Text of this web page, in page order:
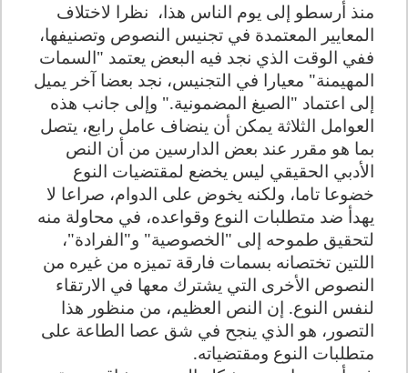
منذ أرسطو إلى يوم الناس هذا، نظرا لاختلاف
المعايير المعتمدة في تجنيس النصوص وتصنيفها،
ففي الوقت الذي نجد فيه البعض يعتمد "السمات
المهيمنة" معيارا في التجنيس، نجد بعضا آخر يميل
إلى اعتماد "الصيغ المضمونية". وإلى جانب هذه
العوامل الثلاثة يمكن أن ينضاف عامل رابع، يتصل
بما هو مقرر عند بعض الدارسين من أن النص
الأدبي الحقيقي ليس يخضع لمقتضيات النوع
خضوعا تاما، ولكنه يخوض على الدوام، صراعا لا
يهدأ ضد متطلبات النوع وقواعده، في محاولة منه
لتحقيق طموحه إلى "الخصوصية" و"الفرادة"،
اللتين تختصانه بسمات فارقة تميزه من غيره من
النصوص الأخرى التي يشترك معها في الارتقاء
لنفس النوع. إن النص العظيم، من منظور هذا
التصور، هو الذي ينجح في شق عصا الطاعة على
متطلبات النوع ومقتضياته.